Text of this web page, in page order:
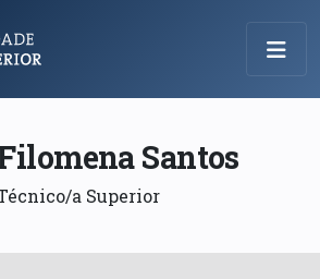
Santos
a Superior